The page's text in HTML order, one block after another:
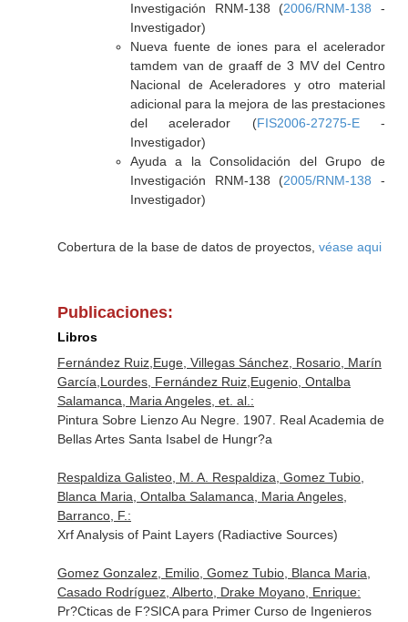
Investigación RNM-138 (2006/RNM-138 -
Investigador)
Nueva fuente de iones para el acelerador
tamdem van de graaff de 3 MV del Centro
Nacional de Aceleradores y otro material
adicional para la mejora de las prestaciones
del acelerador (FIS2006-27275-E-
Investigador)
Ayuda a la Consolidación del Grupo de
Investigación RNM-138 (2005/RNM-138 -
Investigador)
Cobertura de la base de datos de proyectos, véase aqui
Publicaciones:
Libros
Fernández Ruiz,Euge, Villegas Sánchez, Rosario, Marín
García,Lourdes, Fernández Ruiz,Eugenio, Ontalba
Salamanca, Maria Angeles, et. al.:
Pintura Sobre Lienzo Au Negre. 1907. Real Academia de
Bellas Artes Santa Isabel de Hungr?a
Respaldiza Galisteo, M. A. Respaldiza, Gomez Tubio,
Blanca Maria, Ontalba Salamanca, Maria Angeles,
Barranco, F.:
Xrf Analysis of Paint Layers (Radiactive Sources)
Gomez Gonzalez, Emilio, Gomez Tubio, Blanca Maria,
Casado Rodríguez, Alberto, Drake Moyano, Enrique:
Pr?Cticas de F?SICA para Primer Curso de Ingenieros